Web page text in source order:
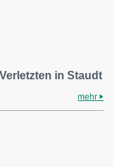
in Staudt
mehr